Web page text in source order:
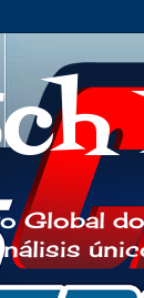
Global